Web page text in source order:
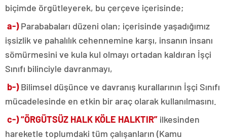
biçimde örgütleyerek, bu çerçeve içerisinde;
a-)Parababaları düzeni olan; içerisinde yaşadığımız
işsizlik ve pahalılık cehennemine karşı, insanın insanı
sömürmesini ve kula kul olmayı ortadan kaldıran İşçi
Sınıfı bilinciyle davranmayı,
b-)Bilimsel düşünce ve davranış kurallarının İşçi Sınıfı
mücadelesinde en etkin bir araç olarak kullanılmasını.
c-)“ÖRGÜTSÜZ HALK KÖLE HALKTIR” ilkesinden
hareketle toplumdaki tüm çalışanların (Kamu